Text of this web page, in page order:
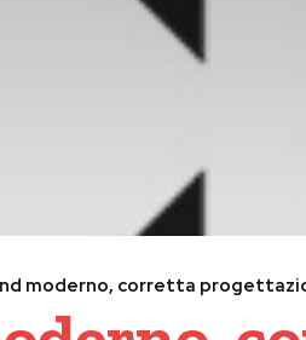
moderno, corretta